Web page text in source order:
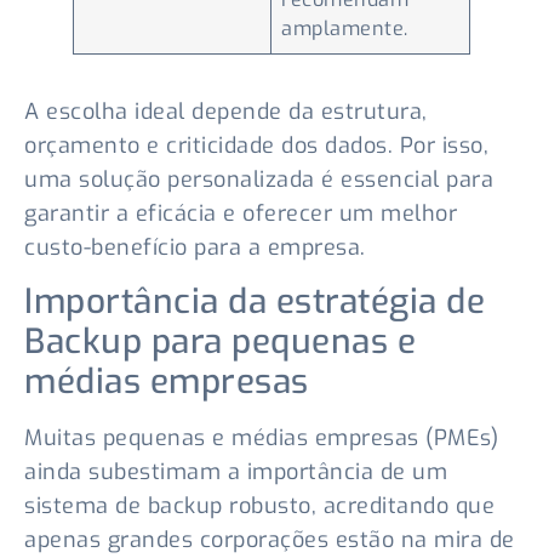
amplamente.
A escolha ideal depende da estrutura,
orçamento e criticidade dos dados. Por isso,
uma solução personalizada é essencial para
garantir a eficácia e oferecer um melhor
custo-benefício para a empresa.
Importância da estratégia de
Backup para pequenas e
médias empresas
Muitas pequenas e médias empresas (PMEs)
ainda subestimam a importância de um
sistema de backup robusto, acreditando que
apenas grandes corporações estão na mira de